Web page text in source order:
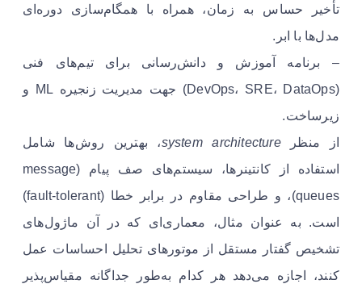
تأخیر حساس به زمان، همراه با همگام‌سازی دوره‌ای
مدل‌ها با ابر.
– برنامه آموزش و دانش‌رسانی برای تیم‌های فنی
(DevOps، SRE، DataOps) جهت مدیریت زنجیره ML و
زیرساخت.
از منظرsystem architecture، بهترین روش‌ها شامل
استفاده از کانتینرها، سیستم‌های صف پیام (message
queues)، و طراحی مقاوم در برابر خطا (fault-tolerant)
است. به عنوان مثال، معماری‌ای که در آن ماژول‌های
تشخیص گفتار مستقل از موتورهای تحلیل احساسات عمل
کنند، اجازه می‌دهد هر کدام به‌طور جداگانه مقیاس‌پذیر